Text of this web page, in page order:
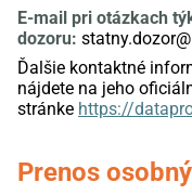
E-mail pri otázkach
dozoru:
Ďalšie kontaktné
nájdete na jeho
stránke https://
Prenos